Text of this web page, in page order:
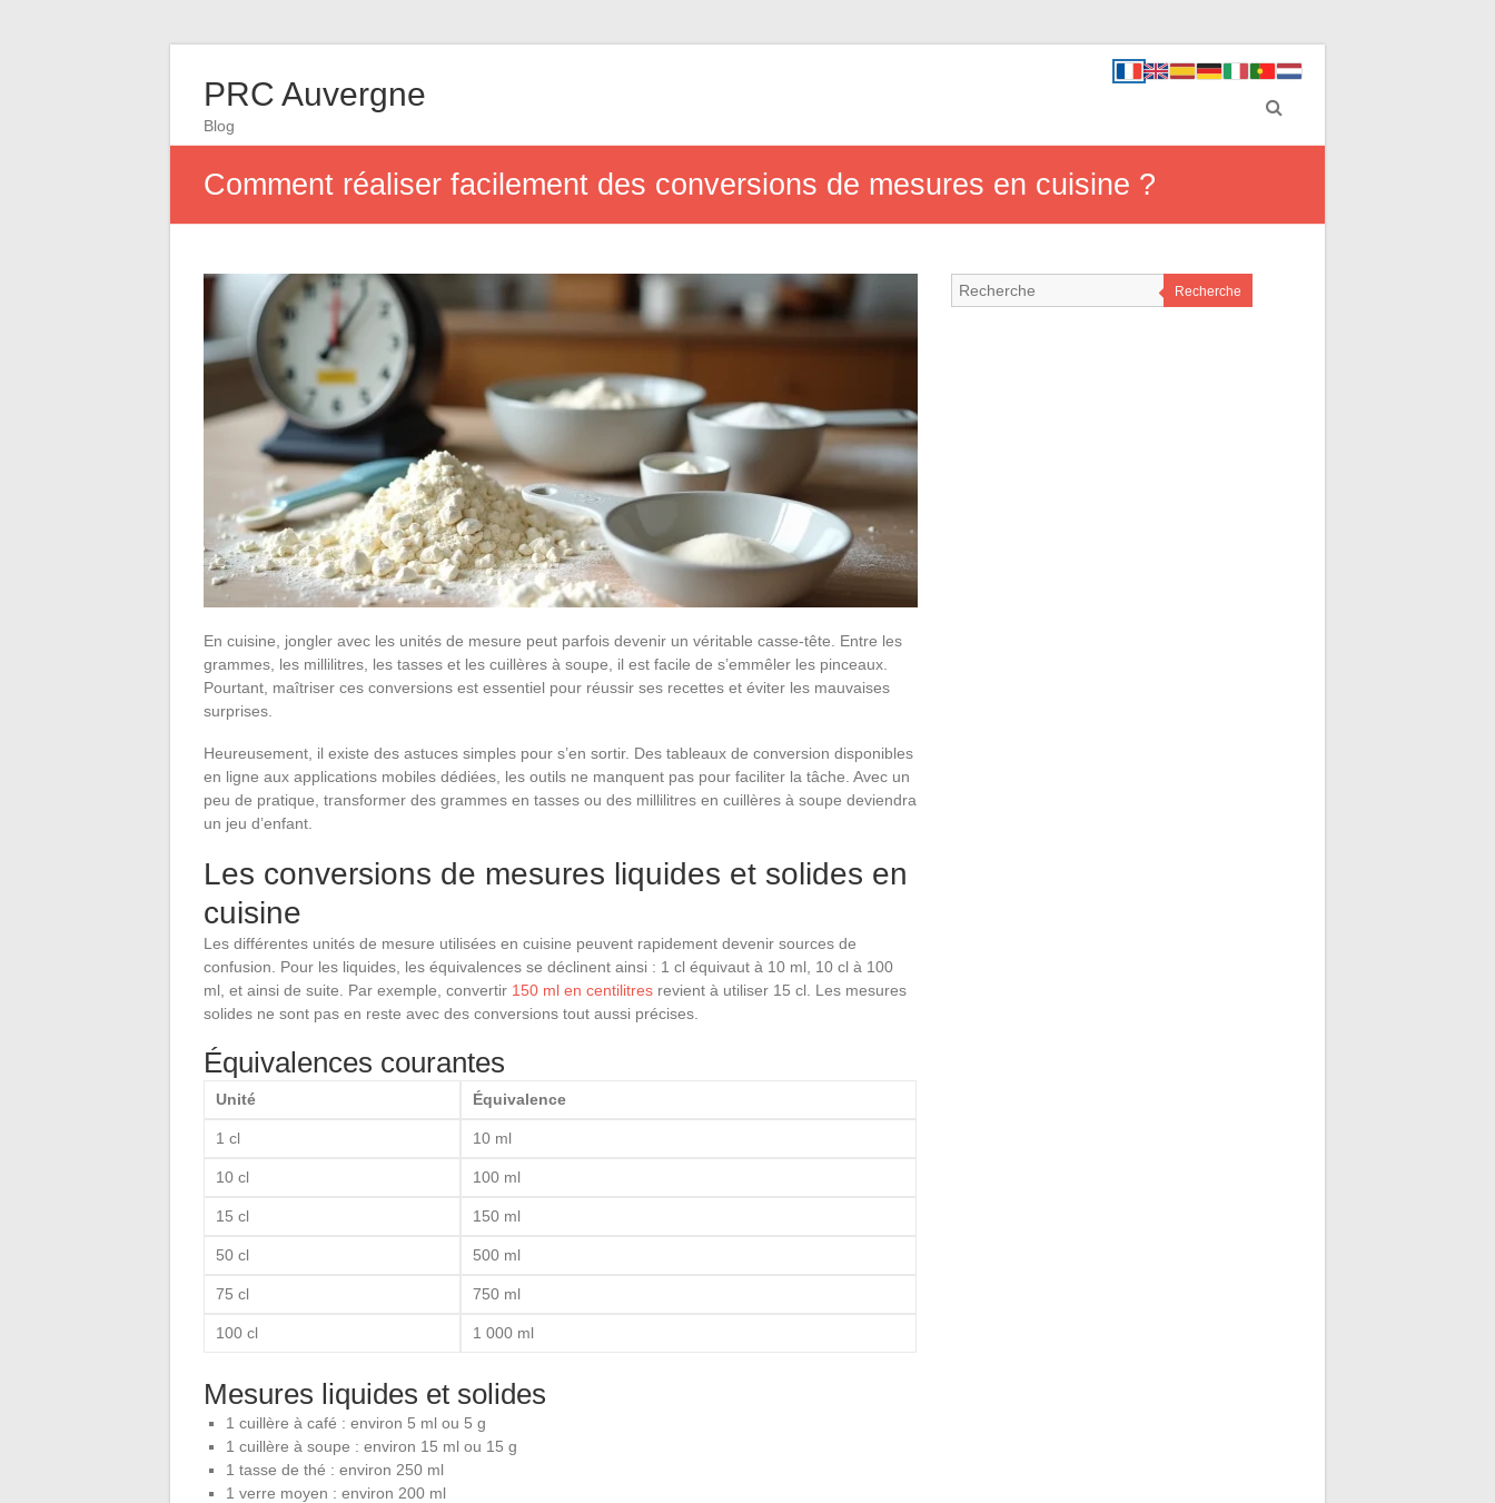
PRC Auvergne
Blog
Comment réaliser facilement des conversions de mesures en cuisine ?
En cuisine, jongler avec les unités de mesure peut parfois devenir un véritable casse-tête. Entre les
grammes, les millilitres, les tasses et les cuillères à soupe, il est facile de s’emmêler les pinceaux.
Pourtant, maîtriser ces conversions est essentiel pour réussir ses recettes et éviter les mauvaises
surprises.
Heureusement, il existe des astuces simples pour s’en sortir. Des tableaux de conversion disponibles
en ligne aux applications mobiles dédiées, les outils ne manquent pas pour faciliter la tâche. Avec un
peu de pratique, transformer des grammes en tasses ou des millilitres en cuillères à soupe deviendra
un jeu d’enfant.
Les conversions de mesures liquides et solides en
cuisine
Les différentes unités de mesure utilisées en cuisine peuvent rapidement devenir sources de
confusion. Pour les liquides, les équivalences se déclinent ainsi : 1 cl équivaut à 10 ml, 10 cl à 100
ml, et ainsi de suite. Par exemple, convertir 150 ml en centilitres revient à utiliser 15 cl. Les mesures
solides ne sont pas en reste avec des conversions tout aussi précises.
Équivalences courantes
Unité Équivalence
1 cl 10 ml
10 cl 100 ml
15 cl 150 ml
50 cl 500 ml
75 cl 750 ml
100 cl 1 000 ml
Mesures liquides et solides
1 cuillère à café : environ 5 ml ou 5 g
1 cuillère à soupe : environ 15 ml ou 15 g
1 tasse de thé : environ 250 ml
1 verre moyen : environ 200 ml
Recherche